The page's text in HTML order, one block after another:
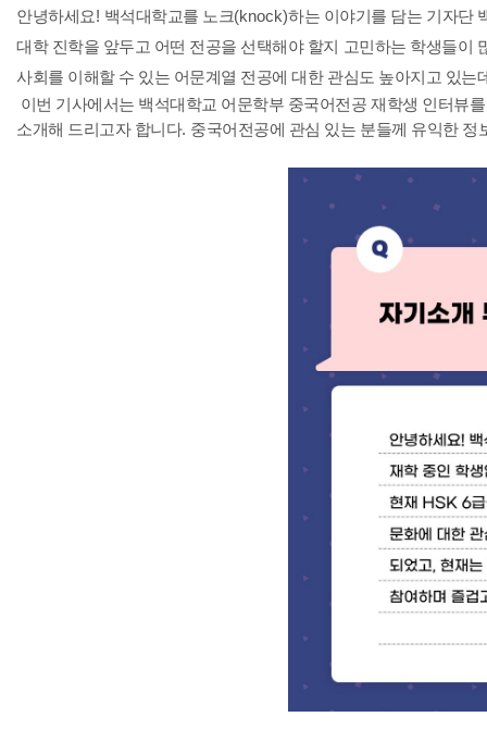
안녕하세요! 백석대학교를 노크(knock)하는 이야기를 담는 기자단
대학 진학을 앞두고 어떤 전공을 선택해야 할지 고민하는 학생들이
사회를 이해할 수 있는 어문계열 전공에 대한 관심도 높아지고 있는
이번 기사에서는 백석대학교 어문학부 중국어전공 재학생 인터뷰
소개해 드리고자 합니다. 중국어전공에 관심 있는 분들께 유익한 정